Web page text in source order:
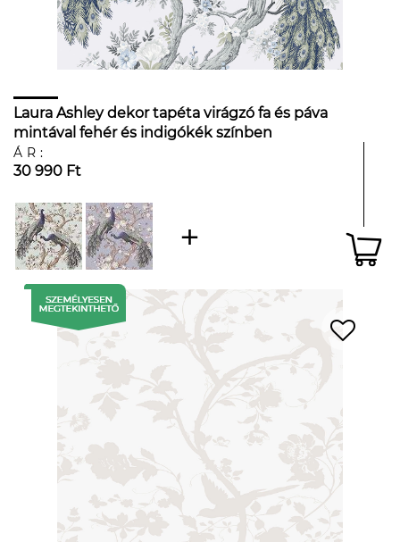
Laura Ashley dekor tapéta virágzó fa és páva
mintával fehér és indigókék színben
ÁR:
30 990 Ft